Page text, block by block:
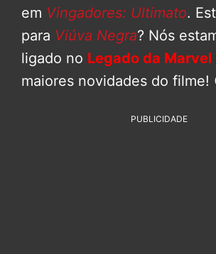
em Vingadores: Ultimato.
para Viúva Negra? Nós
ligado no Legado da Marvel
maiores novidades do filme!
PUBLICIDADE